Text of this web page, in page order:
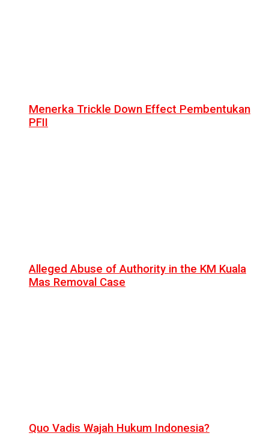
Menerka Trickle Down Effect Pembentukan
PFII
Alleged Abuse of Authority in the KM Kuala
Mas Removal Case
Quo Vadis Wajah Hukum Indonesia?